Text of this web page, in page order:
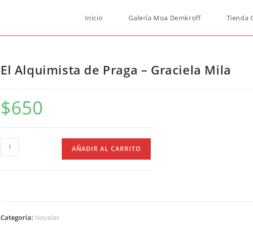
Inicio Galería Moa Demkroff Tienda
El Alquimista de Praga – Graciela Mila
$650
AÑADIR AL CARRITO
Categoría: Novelas